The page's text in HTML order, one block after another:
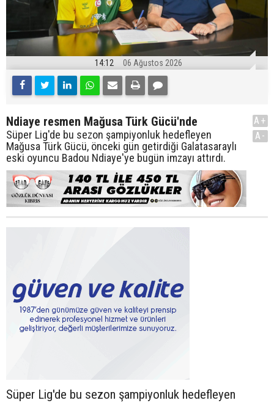
14:12 06 Ağustos 2026
Ndiaye resmen Mağusa Türk Gücü'nde
Süper Lig'de bu sezon şampiyonluk hedefleyen
Mağusa Türk Gücü, önceki gün getirdiği Galatasaraylı
eski oyuncu Badou Ndiaye'ye bugün imzayı attırdı.
A+
A-
Süper Lig'de bu sezon şampiyonluk hedefleyen